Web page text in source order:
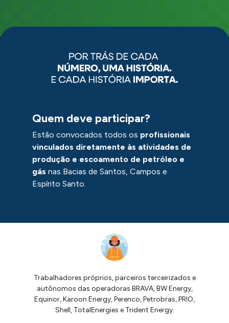
Quem deve participar?
Estão convocados todos os profissionais
vinculados diretamente às atividades de
produção e escoamento de petróleo e
gás nas Bacias de Santos, Campos e
Espírito Santo.
Trabalhadores próprios, parceiros terceirizados e
autônomos das operadoras BRAVA, BW Energy,
Equinor, Karoon Energy, Perenco, Petrobras, PRIO,
Shell, TotalEnergies e Trident Energy.